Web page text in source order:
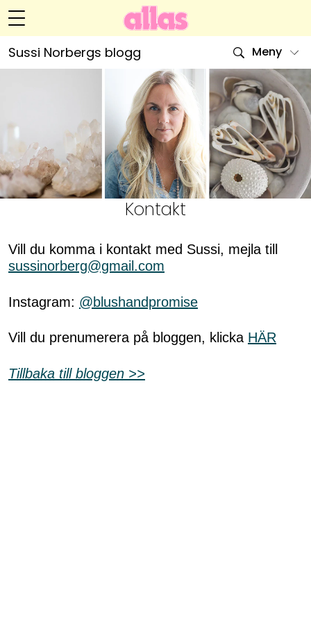
Relationer
Handarbete
Bloggar
Sussi Norbergs blogg Meny
Hem
Om Sussi
Kategorier
Arkiv
Kontakt
Kontakt
Vill du komma i kontakt med Sussi, mejla till
sussinorberg@gmail.com
Instagram: @blushandpromise
Vill du prenumerera på bloggen, klicka HÄR
Tillbaka till bloggen >>